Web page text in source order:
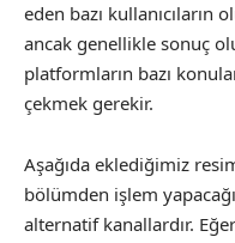
eden bazı kullanıcıların
ancak genellikle sonuç
platformların bazı
çekmek gerekir.
Aşağıda eklediğimiz
bölümden işlem
alternatif kanallardır.